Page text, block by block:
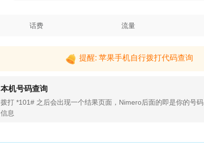
话费 流量
提醒: 苹果手机自行拨打代码查询
本机号码查询
拨打 *101# 之后会出现一个结果页面，Nimero后面的即是你的号码
信息